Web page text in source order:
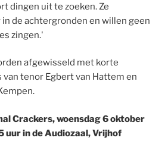
dingen uit te zoeken. Ze
de achtergronden en willen geen
zingen.'
afgewisseld met korte
tenor Egbert van Hattem en
Crackers, woensdag 6 oktober
uur in de Audiozaal, Vrijhof